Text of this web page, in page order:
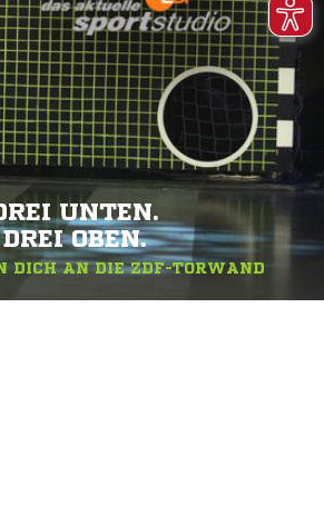
UNTEN.
DREI OBEN.
DICH AN DIE ZDF-TORWAND